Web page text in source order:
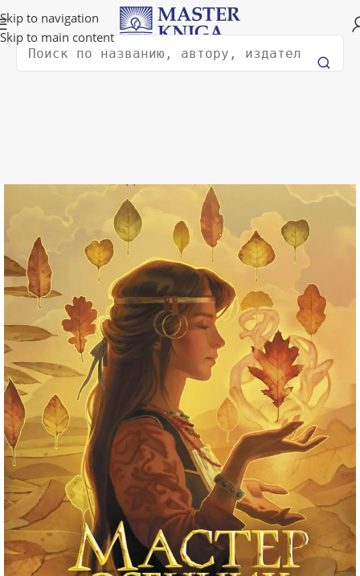
Skip to navigation
Skip to main content
Доставка в любую страну мира!
Поиск